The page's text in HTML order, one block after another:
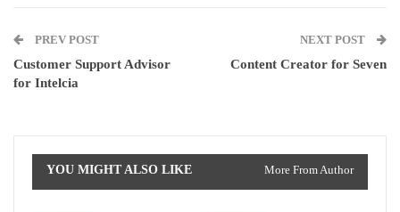
PREV POST
Customer Support Advisor
for Intelcia
NEXT POST
Content Creator for Seven
YOU MIGHT ALSO LIKE More From Author